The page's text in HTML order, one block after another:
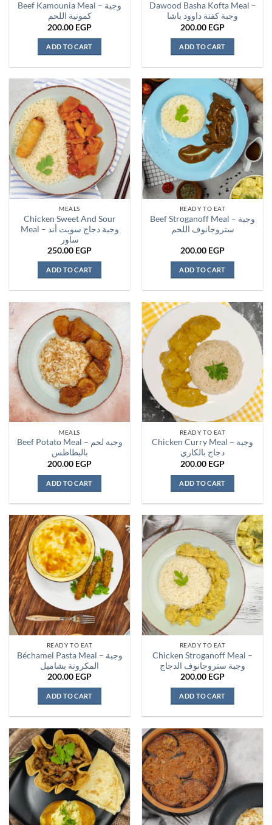
Beef Kamounia Meal – وجبة
كمونية اللحم
200.00 EGP
ADD TO CART
Dawood Basha Kofta Meal –
وجبة كفتة داوود باشا
200.00 EGP
ADD TO CART
MEALS
Chicken Sweet And Sour
Meal – وجبة دجاج سويت أند
ساور
250.00 EGP
ADD TO CART
READY TO EAT
Beef Stroganoff Meal – وجبة
ستروجانوف اللحم
200.00 EGP
ADD TO CART
MEALS
Beef Potato Meal – وجبة لحم
بالبطاطس
200.00 EGP
ADD TO CART
READY TO EAT
Chicken Curry Meal – وجبة
دجاج بالكاري
200.00 EGP
ADD TO CART
READY TO EAT
Béchamel Pasta Meal – وجبة
المكرونة بشاميل
200.00 EGP
ADD TO CART
READY TO EAT
Chicken Stroganoff Meal –
وجبة ستروجانوف الدجاج
200.00 EGP
ADD TO CART